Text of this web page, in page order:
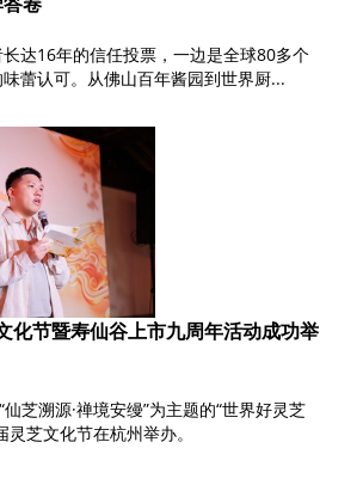
达16年的信任投票，一边是全球80多个
蕾认可。从佛山百年酱园到世界厨...
化节暨寿仙谷上市九周年活动成功举
芝溯源·禅境安缦”为主题的“世界好灵芝
芝文化节在杭州举办。